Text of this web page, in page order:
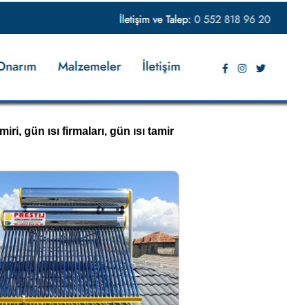
gün ısı firmaları, gün ısı tamir